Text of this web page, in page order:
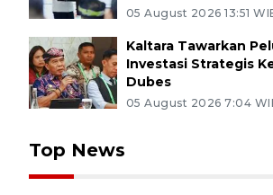
05 August 2026 13:51
Kaltara Tawarkan
Investasi Strategis
Dubes
05 August 2026 7:04
Top News